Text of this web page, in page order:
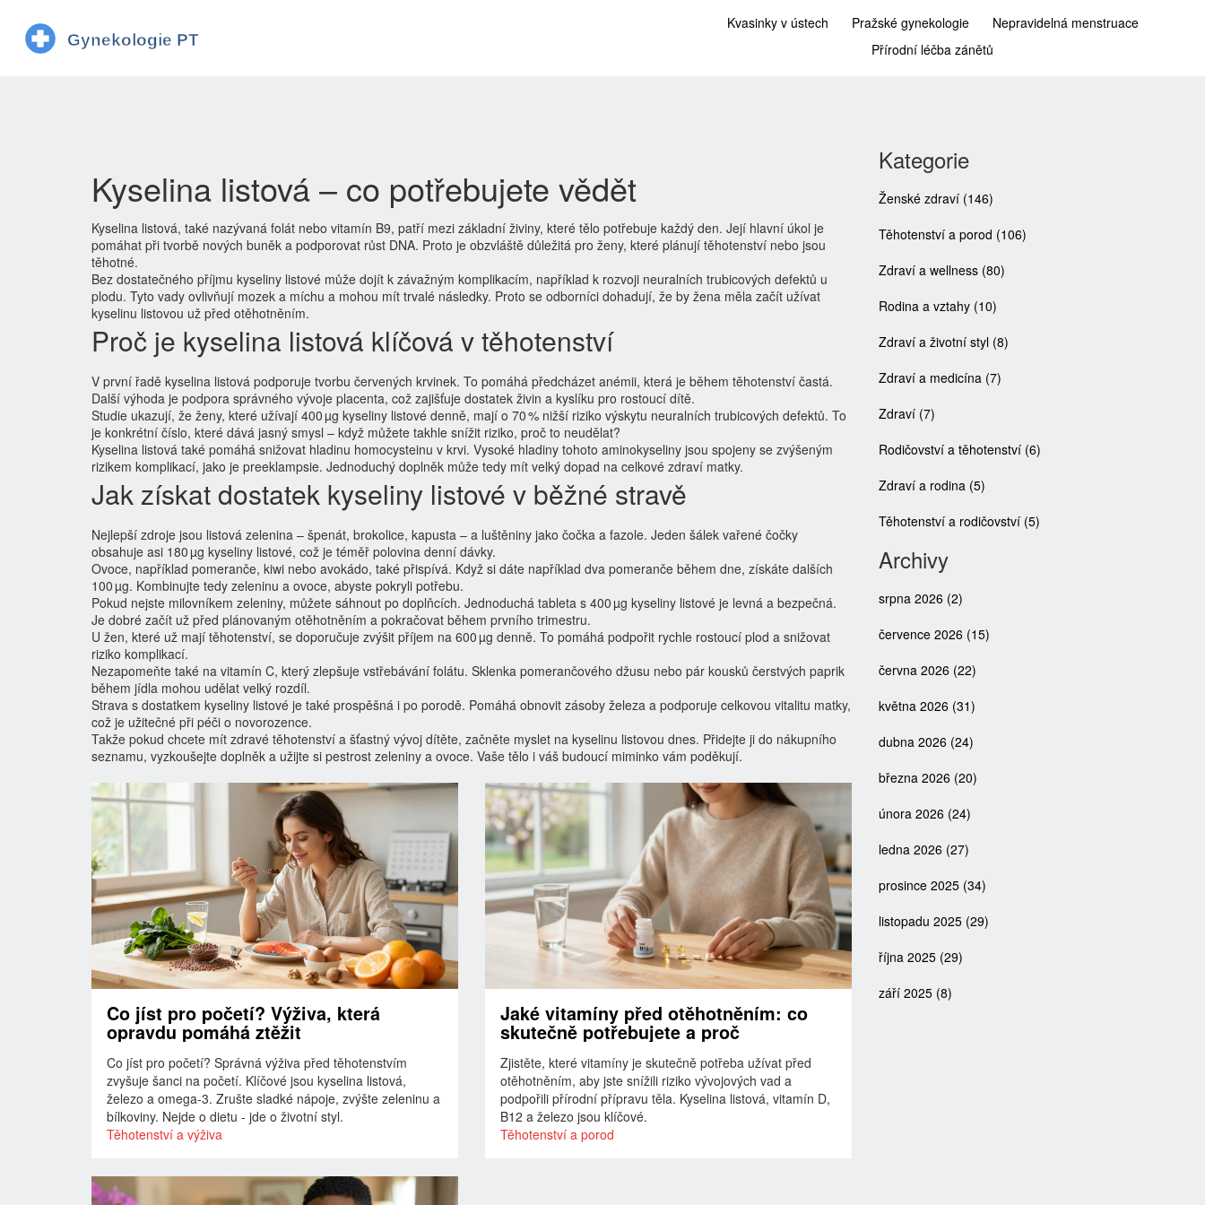
Kvasinky v ústech Pražské gynekologie
Nepravidelná menstruace
Přírodní léčba zánětů
Kyselina listová – co potřebujete vědět
Kyselina listová, také nazývaná folát nebo vitamín B9, patří mezi základní živiny, které tělo potřebuje každý den. Její hlavní úkol je
pomáhat při tvorbě nových buněk a podporovat růst DNA. Proto je obzvláště důležitá pro ženy, které plánují těhotenství nebo jsou
těhotné.
Bez dostatečného příjmu kyseliny listové může dojít k závažným komplikacím, například k rozvoji neuralních trubicových defektů u
plodu. Tyto vady ovlivňují mozek a míchu a mohou mít trvalé následky. Proto se odborníci dohadují, že by žena měla začít užívat
kyselinu listovou už před otěhotněním.
Proč je kyselina listová klíčová v těhotenství
V první řadě kyselina listová podporuje tvorbu červených krvinek. To pomáhá předcházet anémii, která je během těhotenství častá.
Další výhoda je podpora správného vývoje placenta, což zajišťuje dostatek živin a kyslíku pro rostoucí dítě.
Studie ukazují, že ženy, které užívají 400 µg kyseliny listové denně, mají o 70 % nižší riziko výskytu neuralních trubicových defektů. To
je konkrétní číslo, které dává jasný smysl – když můžete takhle snížit riziko, proč to neudělat?
Kyselina listová také pomáhá snižovat hladinu homocysteinu v krvi. Vysoké hladiny tohoto aminokyseliny jsou spojeny se zvýšeným
rizikem komplikací, jako je preeklampsie. Jednoduchý doplněk může tedy mít velký dopad na celkové zdraví matky.
Jak získat dostatek kyseliny listové v běžné stravě
Nejlepší zdroje jsou listová zelenina – špenát, brokolice, kapusta – a luštěniny jako čočka a fazole. Jeden šálek vařené čočky
obsahuje asi 180 µg kyseliny listové, což je téměř polovina denní dávky.
Ovoce, například pomeranče, kiwi nebo avokádo, také přispívá. Když si dáte například dva pomeranče během dne, získáte dalších
100 µg. Kombinujte tedy zeleninu a ovoce, abyste pokryli potřebu.
Pokud nejste milovníkem zeleniny, můžete sáhnout po doplňcích. Jednoduchá tableta s 400 µg kyseliny listové je levná a bezpečná.
Je dobré začít už před plánovaným otěhotněním a pokračovat během prvního trimestru.
U žen, které už mají těhotenství, se doporučuje zvýšit příjem na 600 µg denně. To pomáhá podpořit rychle rostoucí plod a snižovat
riziko komplikací.
Nezapomeňte také na vitamín C, který zlepšuje vstřebávání folátu. Sklenka pomerančového džusu nebo pár kousků čerstvých paprik
během jídla mohou udělat velký rozdíl.
Strava s dostatkem kyseliny listové je také prospěšná i po porodě. Pomáhá obnovit zásoby železa a podporuje celkovou vitalitu matky,
což je užitečné při péči o novorozence.
Takže pokud chcete mít zdravé těhotenství a šťastný vývoj dítěte, začněte myslet na kyselinu listovou dnes. Přidejte ji do nákupního
seznamu, vyzkoušejte doplněk a užijte si pestrost zeleniny a ovoce. Vaše tělo i váš budoucí miminko vám poděkují.
Co jíst pro početí? Výživa, která
opravdu pomáhá ztěžit
Co jíst pro početí? Správná výživa před těhotenstvím
zvyšuje šanci na početí. Klíčové jsou kyselina listová,
železo a omega-3. Zrušte sladké nápoje, zvýšte zeleninu a
bílkoviny. Nejde o dietu - jde o životní styl.
Těhotenství a výživa
Jaké vitamíny před otěhotněním: co
skutečně potřebujete a proč
Zjistěte, které vitamíny je skutečně potřeba užívat před
otěhotněním, aby jste snížili riziko vývojových vad a
podpořili přírodní přípravu těla. Kyselina listová, vitamín D,
B12 a železo jsou klíčové.
Těhotenství a porod
Kategorie
Ženské zdraví (146)
Těhotenství a porod (106)
Zdraví a wellness (80)
Rodina a vztahy (10)
Zdraví a životní styl (8)
Zdraví a medicína (7)
Zdraví (7)
Rodičovství a těhotenství (6)
Zdraví a rodina (5)
Těhotenství a rodičovství (5)
Archivy
srpna 2026 (2)
července 2026 (15)
června 2026 (22)
května 2026 (31)
dubna 2026 (24)
března 2026 (20)
února 2026 (24)
ledna 2026 (27)
prosince 2025 (34)
listopadu 2025 (29)
října 2025 (29)
září 2025 (8)